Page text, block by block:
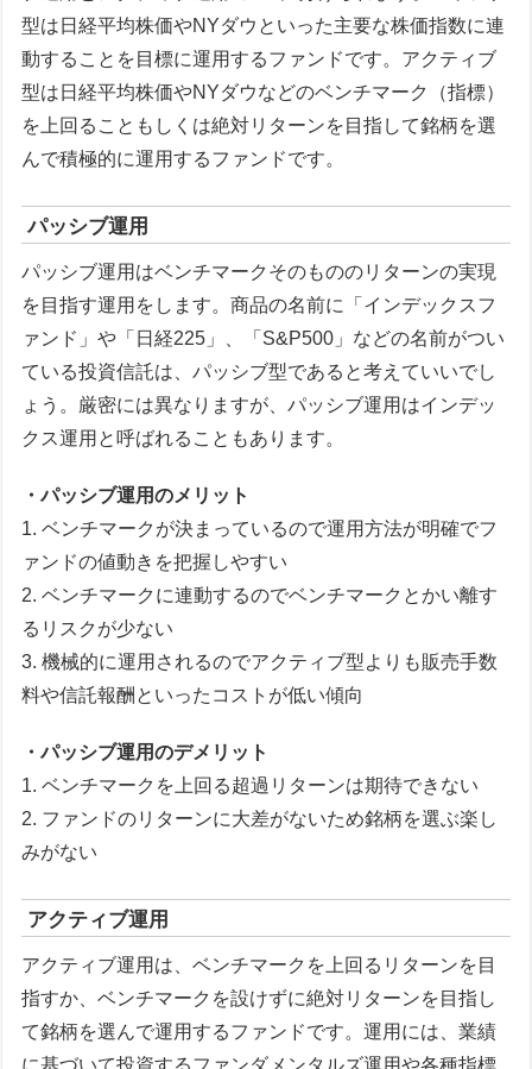
型は日経平均株価やNYダウといった主要な株価指数に連
動することを目標に運用するファンドです。アクティブ
型は日経平均株価やNYダウなどのベンチマーク（指標）
を上回ることもしくは絶対リターンを目指して銘柄を選
んで積極的に運用するファンドです。
パッシブ運用
パッシブ運用はベンチマークそのもののリターンの実現
を目指す運用をします。商品の名前に「インデックスフ
ァンド」や「日経225」、「S&P500」などの名前がつい
ている投資信託は、パッシブ型であると考えていいでし
ょう。厳密には異なりますが、パッシブ運用はインデッ
クス運用と呼ばれることもあります。
・パッシブ運用のメリット
1. ベンチマークが決まっているので運用方法が明確でフ
ァンドの値動きを把握しやすい
2. ベンチマークに連動するのでベンチマークとかい離す
るリスクが少ない
3. 機械的に運用されるのでアクティブ型よりも販売手数
料や信託報酬といったコストが低い傾向
・パッシブ運用のデメリット
1. ベンチマークを上回る超過リターンは期待できない
2. ファンドのリターンに大差がないため銘柄を選ぶ楽し
みがない
アクティブ運用
アクティブ運用は、ベンチマークを上回るリターンを目
指すか、ベンチマークを設けずに絶対リターンを目指し
て銘柄を選んで運用するファンドです。運用には、業績